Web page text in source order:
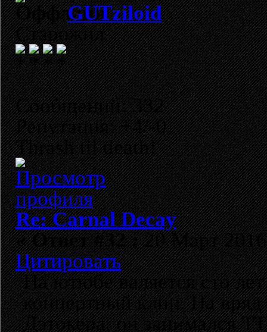
GUTziloid
Старожил
Сообщений: 332
Репутация: +4/-0
Thrash til death!
Re: Carnal Decay
«Ответ #32 :20 Март
Цитировать
На ютюбе валяется сто
концертный клип. На
Дэтокера, он занимался